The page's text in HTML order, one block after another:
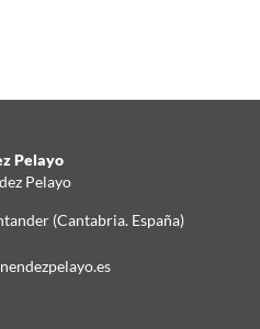
Pelayo
Pelayo
(Cantabria. España)